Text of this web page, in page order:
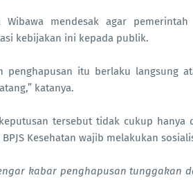
mendesak agar
kebijakan ini kepada publik.
penghapusan itu berlaku langsung
katanya.
tersebut tidak cukup hanya
Kesehatan wajib melakukan
kabar penghapusan tunggakan